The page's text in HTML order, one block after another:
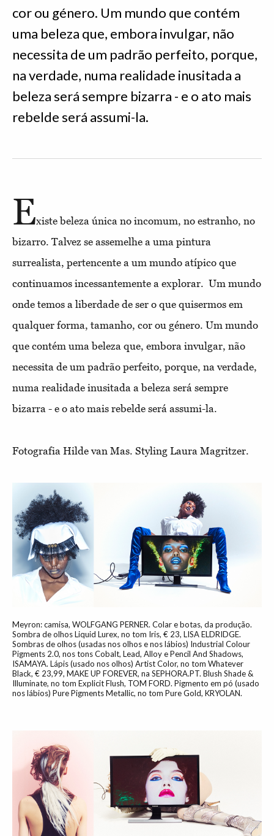
cor ou género. Um mundo que contém
uma beleza que, embora invulgar, não
necessita de um padrão perfeito, porque,
na verdade, numa realidade inusitada a
beleza será sempre bizarra - e o ato mais
rebelde será assumi-la.
Existe beleza única no incomum, no estranho, no
bizarro. Talvez se assemelhe a uma pintura
surrealista, pertencente a um mundo atípico que
continuamos incessantemente a explorar. Um mundo
onde temos a liberdade de ser o que quisermos em
qualquer forma, tamanho, cor ou género. Um mundo
que contém uma beleza que, embora invulgar, não
necessita de um padrão perfeito, porque, na verdade,
numa realidade inusitada a beleza será sempre
bizarra - e o ato mais rebelde será assumi-la.
Fotografia Hilde van Mas. Styling Laura Magritzer.
Meyron: camisa, WOLFGANG PERNER. Colar e botas, da produção.
Sombra de olhos Liquid Lurex, no tom Iris, € 23, LISA ELDRIDGE.
Sombras de olhos (usadas nos olhos e nos lábios) Industrial Colour
Pigments 2.0, nos tons Cobalt, Lead, Alloy e Pencil And Shadows,
ISAMAYA. Lápis (usado nos olhos) Artist Color, no tom Whatever
Black, € 23,99, MAKE UP FOREVER, na SEPHORA.PT. Blush Shade &
Illuminate, no tom Explicit Flush, TOM FORD. Pigmento em pó (usado
nos lábios) Pure Pigments Metallic, no tom Pure Gold, KRYOLAN.